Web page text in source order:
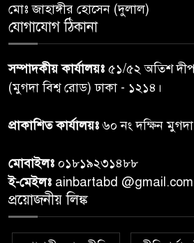
পেশ
তদন্ত শেষ
৭
রাতের
ঝড়বৃষ্টির
৮
প্রধানমন্ত্রীর
উপহার
৯
মোঃ জাহাঙ্গীর হোসেন (দুলাল)
যোগাযোগ ঠিকানা
সম্পাদকীয় কার্যালয়ঃ ৫১/৫২ অতিশ
(মুগদা বিশ্ব রোড) ঢাকা - ১২১৪।
প্রাকাশিত কার্যালয়ঃ৬০ নং দক্ষিন
মোবাইলঃ ০১৮১৯২৩১৪৮৮
ই-মেইলঃ ainbartabd @gmail.com
প্রয়োজনীয় লিঙ্ক